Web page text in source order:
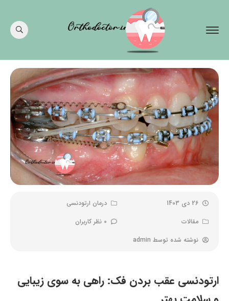
26 دی 1403
درمان ارتودنسی
مقالات
0 نظر کاربران
نوشته شده توسط admin
ارتودنسی عقب بردن فک: راهی به سوی زیبایی